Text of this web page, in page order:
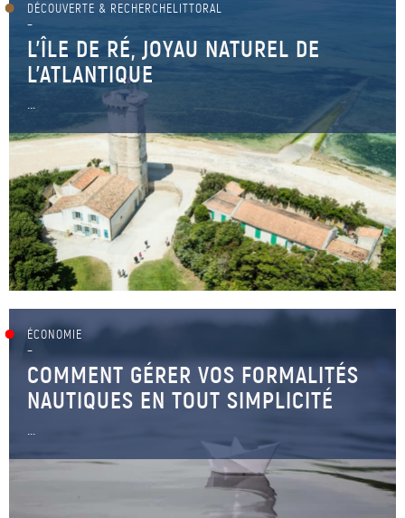
DÉCOUVERTE & RECHERCHELITTORAL
–
L’ÎLE DE RÉ, JOYAU NATUREL DE
L’ATLANTIQUE
...
ÉCONOMIE
–
COMMENT GÉRER VOS FORMALITÉS
NAUTIQUES EN TOUT SIMPLICITÉ
...